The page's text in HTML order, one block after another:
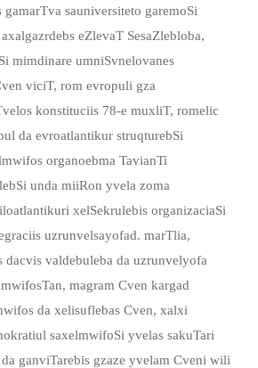
sauniversiteto garemoSi
eZlevaT SesaZlebloba,
mimdinare umniSvnelovanes
viciT, rom evropuli gza
konstituciis 78-e muxliT, romelic
da evroatlantikur struqturebSi
organoebma TavianTi
unda miiRon yvela zoma
xelSekrulebis organizaciaSi
uzrunvelsayofad. marTlia,
dacvis valdebuleba da uzrunvelyofa
magram Cven kargad
da xelisuflebas Cven, xalxi
saxelmwifoSi yvelas sakuTari
ganviTarebis gzaze yvelam Cveni wili